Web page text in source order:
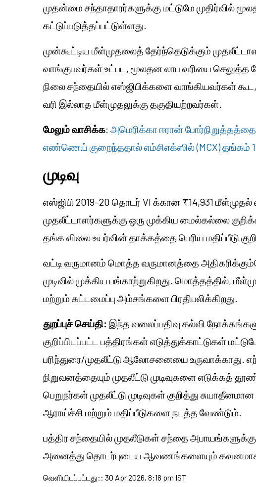
முதன்மை சந்தாதாரர்களுக்கு மட்டுமே முதிர்வில்
கட்டுப்படுத்தப்பட்டுள்ளது.
முன்கூட்டிய மீள்முதலைத் தேர்ந்தெடுக்கும்
வாங்குபவர்கள் உட்பட, மூலதன லாப வரியை
நிலை சந்தையில் எஸ்ஜிபிக்களை வாங்கியவர்கள் கூட,
வரி இல்லாத மீள்முதலுக்கு தகுதியற்றவர்கள்.
மேலும் வாசிக்க: அமெரிக்கா ஈரான் போர்நிறுத்தத்தை
எண்ணெய் குறைந்ததால் எம்சிஎக்ஸில் (MCX) தங்கம்
முடிவு
எஸ்ஜிபி 2019–20 தொடர் VI க்கான ₹14,931
முதலீட்டாளர்களுக்கு ஒரு முக்கிய மைல்கல்லை
தங்க விலை உயர்வின் தாக்கத்தை பெரிய மதிப்பீடு
வட்டி வருமானம் மொத்த வருமானத்தை
முடிவில் முக்கிய பங்காற்றுகிறது. மொத்தத்தில்,
மற்றும் கட்டமைப்பு அம்சங்களை பிரதிபலிக்கிறது.
துறப்புச் செய்தி: இந்த வலைப்பதிவு கல்வி
குறிப்பிடப்பட்ட பத்திரங்கள் எடுத்துக்காட்டுகள்
பரிந்துரை/முதலீட்டு ஆலோசனையை உருவாக்காது.
நிறுவனத்தையும் முதலீட்டு முடிவுகளை எடுக்கத்
பெறுநர்கள் முதலீட்டு முடிவுகள் குறித்து
ஆராய்ச்சி மற்றும் மதிப்பீடுகளை நடத்த வேண்டும்.
பத்திர சந்தையில் முதலீடுகள் சந்தை
அனைத்து தொடர்புடைய ஆவணங்களையும் கவனமாகப்
வெளியிடப்பட்டது: : 30 Apr 2026, 8:18 pm IST